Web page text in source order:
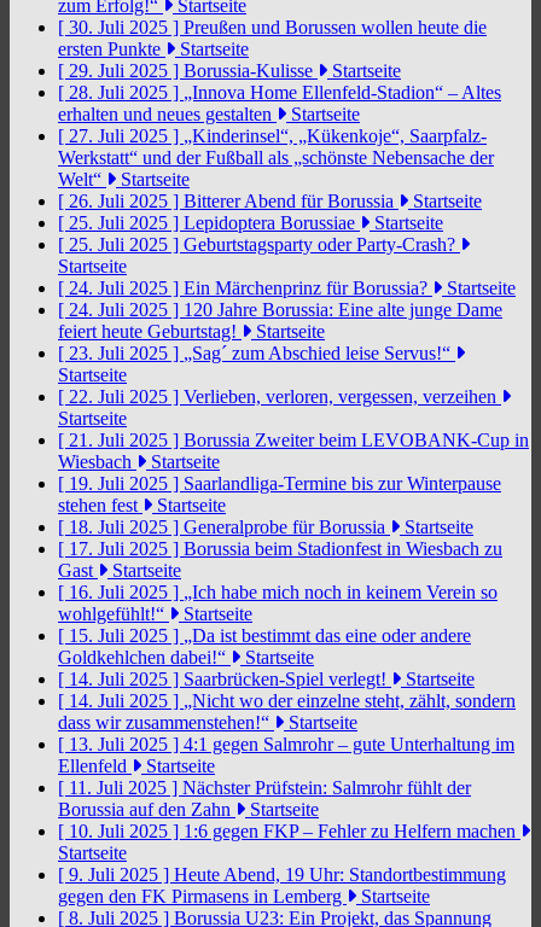
zum Erfolg!“
Startseite
[ 30. Juli 2025 ] Preußen und Borussen wollen heute die
ersten Punkte
Startseite
[ 29. Juli 2025 ] Borussia-Kulisse
Startseite
[ 28. Juli 2025 ] „Innova Home Ellenfeld-Stadion“ – Altes
erhalten und neues gestalten
Startseite
[ 27. Juli 2025 ] „Kinderinsel“, „Kükenkoje“, Saarpfalz-
Werkstatt“ und der Fußball als „schönste Nebensache der
Welt“
Startseite
[ 26. Juli 2025 ] Bitterer Abend für Borussia
Startseite
[ 25. Juli 2025 ] Lepidoptera Borussiae
Startseite
[ 25. Juli 2025 ] Geburtstagsparty oder Party-Crash?
Startseite
[ 24. Juli 2025 ] Ein Märchenprinz für Borussia?
Startseite
[ 24. Juli 2025 ] 120 Jahre Borussia: Eine alte junge Dame
feiert heute Geburtstag!
Startseite
[ 23. Juli 2025 ] „Sag´ zum Abschied leise Servus!“
Startseite
[ 22. Juli 2025 ] Verlieben, verloren, vergessen, verzeihen
Startseite
[ 21. Juli 2025 ] Borussia Zweiter beim LEVOBANK-Cup in
Wiesbach
Startseite
[ 19. Juli 2025 ] Saarlandliga-Termine bis zur Winterpause
stehen fest
Startseite
[ 18. Juli 2025 ] Generalprobe für Borussia
Startseite
[ 17. Juli 2025 ] Borussia beim Stadionfest in Wiesbach zu
Gast
Startseite
[ 16. Juli 2025 ] „Ich habe mich noch in keinem Verein so
wohlgefühlt!“
Startseite
[ 15. Juli 2025 ] „Da ist bestimmt das eine oder andere
Goldkehlchen dabei!“
Startseite
[ 14. Juli 2025 ] Saarbrücken-Spiel verlegt!
Startseite
[ 14. Juli 2025 ] „Nicht wo der einzelne steht, zählt, sondern
dass wir zusammenstehen!“
Startseite
[ 13. Juli 2025 ] 4:1 gegen Salmrohr – gute Unterhaltung im
Ellenfeld
Startseite
[ 11. Juli 2025 ] Nächster Prüfstein: Salmrohr fühlt der
Borussia auf den Zahn
Startseite
[ 10. Juli 2025 ] 1:6 gegen FKP – Fehler zu Helfern machen
Startseite
[ 9. Juli 2025 ] Heute Abend, 19 Uhr: Standortbestimmung
gegen den FK Pirmasens in Lemberg
Startseite
[ 8. Juli 2025 ] Borussia U23: Ein Projekt, das Spannung